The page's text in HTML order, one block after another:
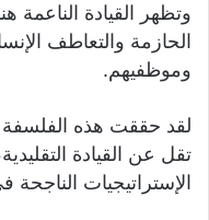
وتظهر القيادة الناعمة
الحازمة والتعاطف
وموظفيهم.
لقد حققت هذه الفلسفة
تقل عن القيادة
الإستراتيجيات الناجحة